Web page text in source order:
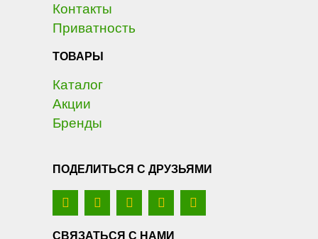
Контакты
Приватность
ТОВАРЫ
Каталог
Акции
Бренды
ПОДЕЛИТЬСЯ С ДРУЗЬЯМИ
СВЯЗАТЬСЯ С НАМИ